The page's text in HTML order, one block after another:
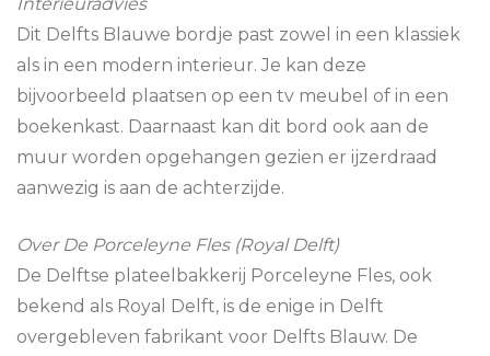
Dit Delfts Blauwe bordje past zowel in een klassiek
als in een modern interieur. Je kan deze
bijvoorbeeld plaatsen op een tv meubel of in een
boekenkast. Daarnaast kan dit bord ook aan de
muur worden opgehangen gezien er ijzerdraad
aanwezig is aan de achterzijde.
Over De Porceleyne Fles (Royal Delft)
De Delftse plateelbakkerij Porceleyne Fles, ook
bekend als Royal Delft, is de enige in Delft
overgebleven fabrikant voor Delfts Blauw. De